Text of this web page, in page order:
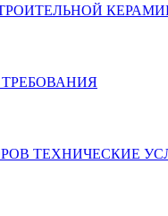
ТЕХНИЧЕСКИЕ